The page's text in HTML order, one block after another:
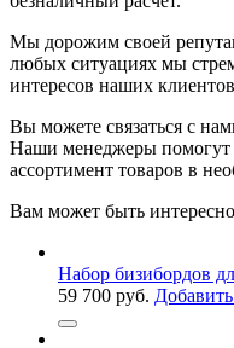
Мы дорожим своей
любых ситуациях мы
интересов наших
Вы можете связаться с
Наши менеджеры помогут
ассортимент товаров в
Вам может быть интересно
Набор бизибордов
59 700 руб.